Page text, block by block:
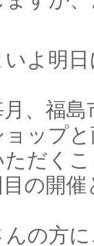
よ明
、福
ップ
だく
目の開
の方